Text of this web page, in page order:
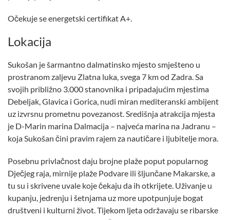
Očekuje se energetski certifikat A+.
Lokacija
Sukošan je šarmantno dalmatinsko mjesto smješteno u
prostranom zaljevu Zlatna luka, svega 7 km od Zadra. Sa
svojih približno 3.000 stanovnika i pripadajućim mjestima
Debeljak, Glavica i Gorica, nudi miran mediteranski ambijent
uz izvrsnu prometnu povezanost. Središnja atrakcija mjesta
je D-Marin marina Dalmacija – najveća marina na Jadranu –
koja Sukošan čini pravim rajem za nautičare i ljubitelje mora.
Posebnu privlačnost daju brojne plaže poput popularnog
Dječjeg raja, mirnije plaže Podvare ili šljunčane Makarske, a
tu su i skrivene uvale koje čekaju da ih otkrijete. Uživanje u
kupanju, jedrenju i šetnjama uz more upotpunjuje bogat
društveni i kulturni život. Tijekom ljeta održavaju se ribarske